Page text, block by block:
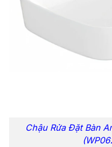
Chậu Rửa Đặt Bàn